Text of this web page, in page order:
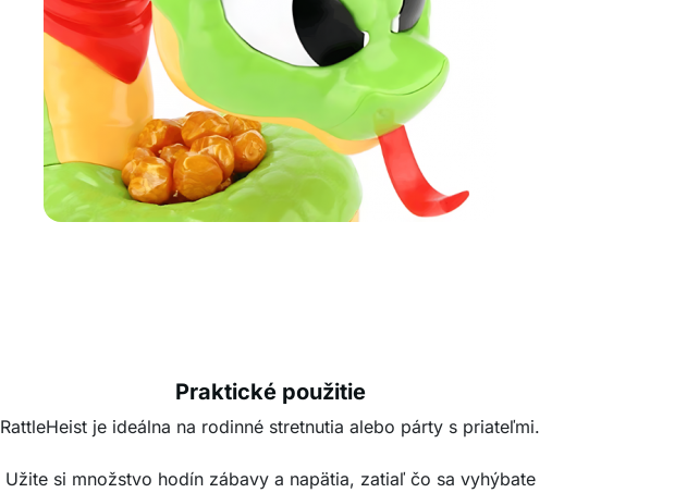
Praktické použitie
RattleHeist je ideálna na rodinné stretnutia alebo párty s priateľmi.
Užite si množstvo hodín zábavy a napätia, zatiaľ čo sa vyhýbate